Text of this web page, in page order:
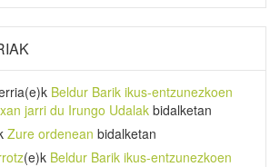
(e)k Beldur Barik ikus-entzunezkoen
jarri du Irungo Udalak bidalketan
Zure ordenean bidalketan
(e)k Beldur Barik ikus-entzunezkoen